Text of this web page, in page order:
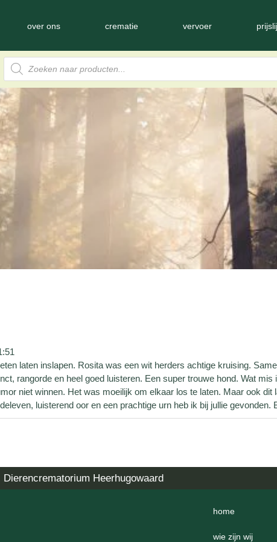
over ons crematie vervoer
laten inslapen. Rosita was een wit herders achtige kruising.
rangorde en heel goed luisteren. Een super trouwe hond. Wat mis
niet winnen. Het was moeilijk om elkaar los te laten. Maar ook dit
luisterend oor en een prachtige urn heb ik bij jullie gevonden.
Dierencrematorium Heerhugowaard
home
wie zijn wij